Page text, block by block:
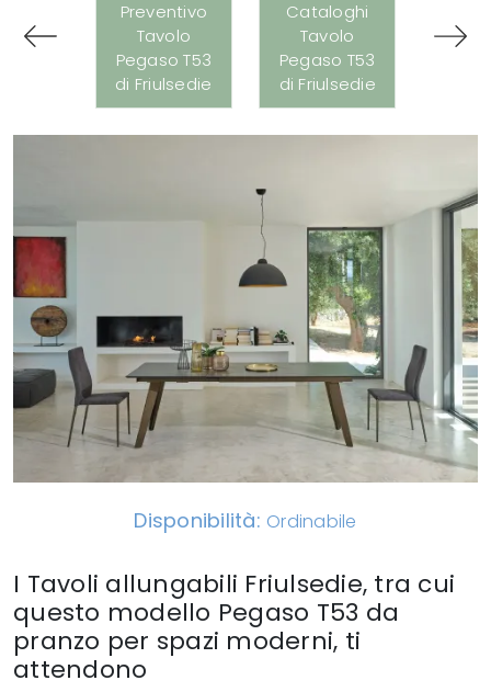
Disponibilità: Ordinabile
I Tavoli allungabili Friulsedie, tra cui
questo modello Pegaso T53 da
pranzo per spazi moderni, ti
attendono